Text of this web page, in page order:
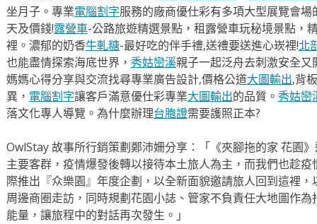
坐月子。專業電腦割字服務的廠商優仕彩有多項大型展覽會場
天及價錢!露營車-公路旅遊精選景點，租露營車玩秘境景點，
裡。濃郁的奶香牛軋糖-最好吃的伴手禮,送禮要送進心崁裡!北
也能盡情探索海底世界， 秀姑巒溪親子一起泛舟去​刺激安全
媽媽心得分享與交流找尋專業廣告設計,價格公道大圖輸出,背
異， 電腦割字讓客戶滿意優仕彩專業大圖輸出的品質。 秀姑巒
落文化專人導覽。為什麼辦理台胞證需要護照正本?
OwlStay 故事所行銷策劃鄭沛姍分享：「《夾腳拖的家 花園
主要客群，疫情爆發後轉以接待本土旅人為主，而我們也趁
際推出『众樂園』年度企劃，以全新面貌邀請旅人回到這裡
周邊商圈走訪，同時規劃花園小誌、管家不負責任大地圖作
能量，讓旅程中的對話再次發生。」